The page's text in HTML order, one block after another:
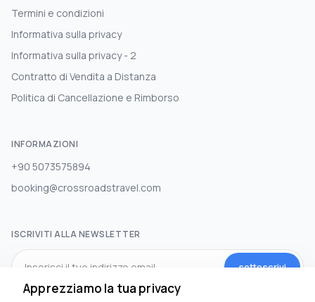
Termini e condizioni
Informativa sulla privacy
Informativa sulla privacy - 2
Contratto di Vendita a Distanza
Politica di Cancellazione e Rimborso
INFORMAZIONI
+90 5073575894
booking@crossroadstravel.com
ISCRIVITI ALLA NEWSLETTER
sottoscrivi
Apprezziamo la tua privacy